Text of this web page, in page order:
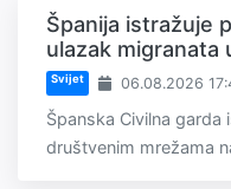
Španija istražuje
ulazak migranata
Svijet 06.08.2026
Španska Civilna
društvenim mrežama